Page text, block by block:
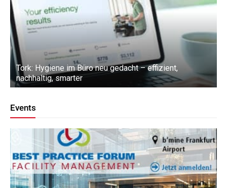
Tork: Hygiene im Büro neu gedacht – effizient,
nachhaltig, smarter
Events